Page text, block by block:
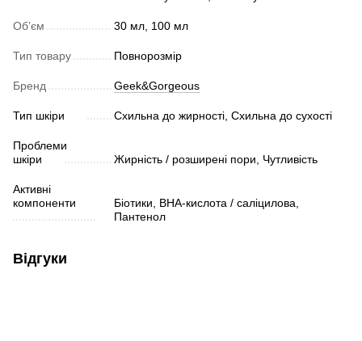
Обʼєм 30 мл, 100 мл
Тип товару Повнорозмір
Бренд Geek&Gorgeous
Тип шкіри Схильна до жирності, Схильна до сухості
Проблеми
шкіри
Жирність / розширені пори, Чутливість
Активні
компоненти
Біотики, ВHA-кислота / саліцилова,
Пантенол
Відгуки